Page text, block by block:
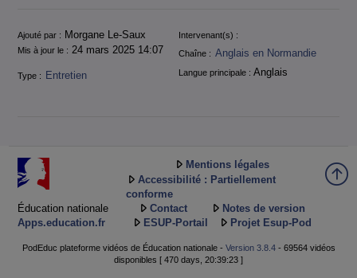
Informations
Ajouté par : Morgane Le-Saux
Intervenant(s) :
Mis à jour le : 24 mars 2025 14:07 Chaîne : Anglais en Normandie
Type : Entretien Langue principale : Anglais
Éducation nationale
Apps.education.fr
Mentions légales
Accessibilité : Partiellement
conforme
Contact
Notes de version
ESUP-Portail
Projet Esup-Pod
PodEduc plateforme vidéos de Éducation nationale - Version 3.8.4- 69564 vidéos
disponibles [ 470 days, 20:39:23 ]